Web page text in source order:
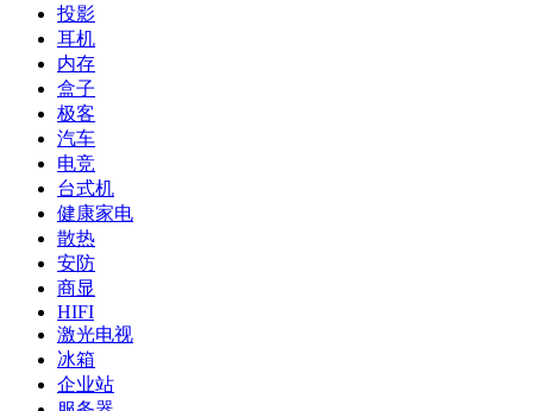
投影
耳机
内存
盒子
极客
汽车
电竞
台式机
健康家电
散热
安防
商显
HIFI
激光电视
冰箱
企业站